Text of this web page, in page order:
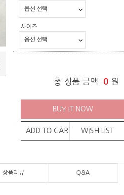
사이즈
총 상품 금액 0 원
BUY IT NOW
ADD TO CART WISH LIST
상품리뷰 Q&A